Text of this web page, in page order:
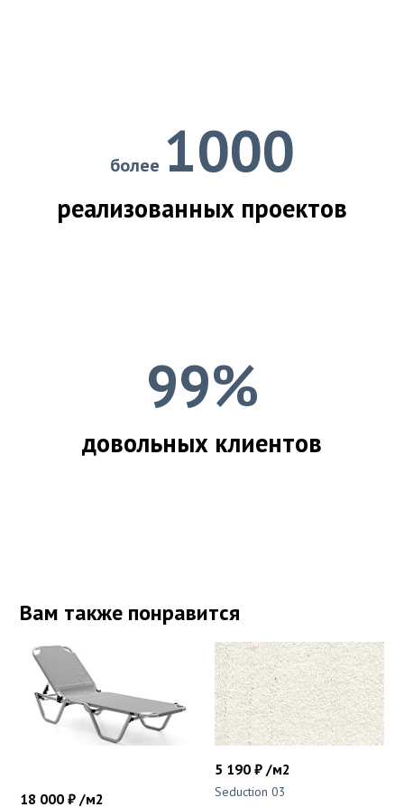
более 1000
реализованных проектов
99%
довольных клиентов
Вам также понравится
18 000 ₽ /м2
5 190 ₽ /м2
Seduction 03